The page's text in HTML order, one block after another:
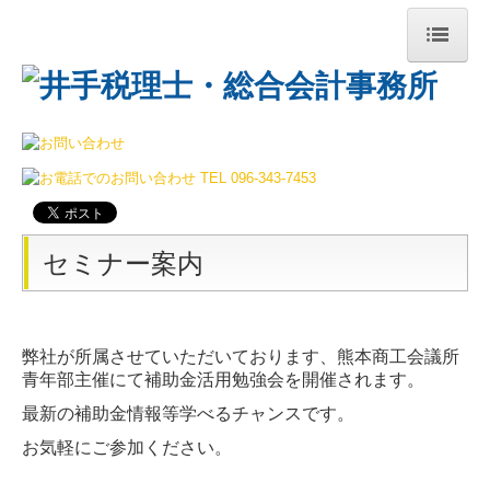
ホーム
事務所案内
セミナー案内
業務案内
採用情報
事務所通信
セミナー案内
弊社が所属させていただいております、熊本商工会議所
青年部主催にて補助金活用勉強会を開催されます。
最新の補助金情報等学べるチャンスです。
お気軽にご参加ください。